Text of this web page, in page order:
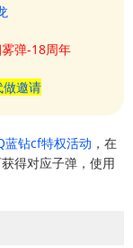
弹-18周年
做邀请
蓝钻cf特权活动 ，在
得对应子弹，使用